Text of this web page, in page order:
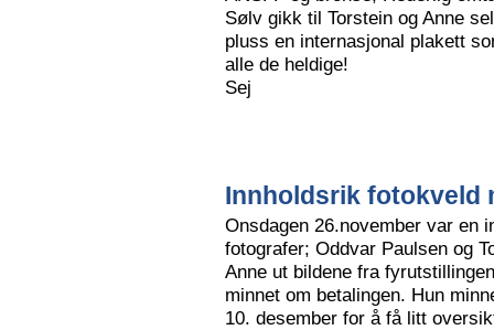
Sølv gikk til Torstein og Anne
pluss en internasjonal plakett
alle de heldige!
Sej
Innholdsrik fotokveld
Onsdagen 26.november var en
fotografer; Oddvar Paulsen og
Anne ut bildene fra
minnet om betalingen. Hun
10. desember for å få litt